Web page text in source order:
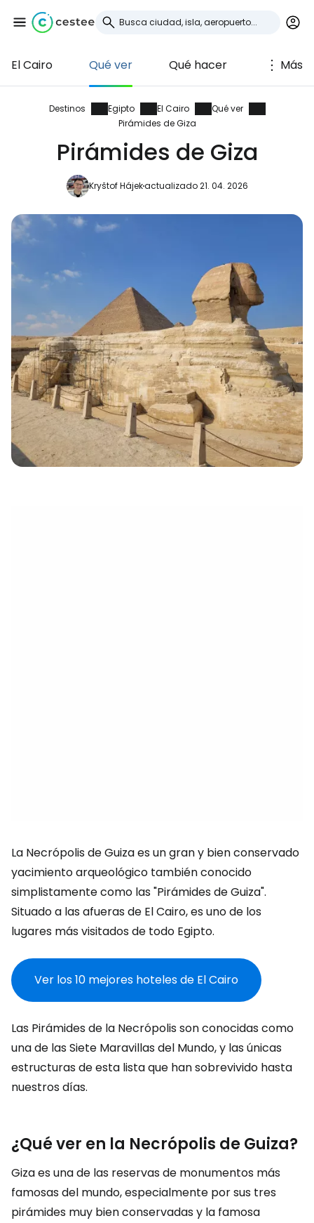
El Cairo Qué ver Qué hacer Más
Destinos Egipto El Cairo
Qué ver
Pirámides de Giza
Pirámides de Giza
Kryštof Hájekactualizado 21. 04. 2026
La Necrópolis de Guiza es un gran y bien conservado
yacimiento arqueológico también conocido
simplistamente como las "Pirámides de Guiza".
Situado a las afueras de El Cairo, es uno de los
lugares más visitados de todo Egipto.
Ver los 10 mejores hoteles de El Cairo
Las Pirámides de la Necrópolis son conocidas como
una de las Siete Maravillas del Mundo, y las únicas
estructuras de esta lista que han sobrevivido hasta
nuestros días.
¿Qué ver en la Necrópolis de Guiza?
Giza es una de las reservas de monumentos más
famosas del mundo, especialmente por sus tres
pirámides muy bien conservadas y la famosa
Iniciar sesión en
Cestee
... la comunidad mundial de viajeros
Continuar con Google
Continuar con Email